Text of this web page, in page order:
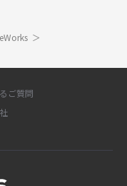
＞
ご質問